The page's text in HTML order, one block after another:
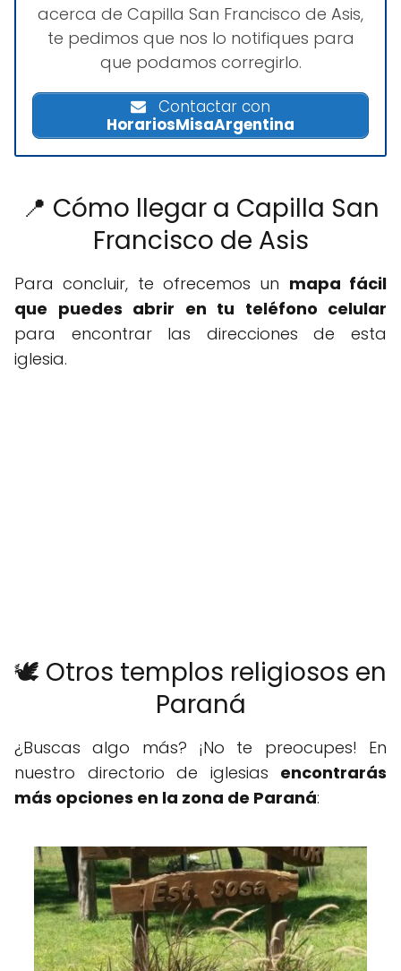
acerca de Capilla San Francisco de Asis,
te pedimos que nos lo notifiques para
que podamos corregirlo.
Contactar con
HorariosMisaArgentina
📍 Cómo llegar a Capilla San
Francisco de Asis
Para concluir, te ofrecemos un mapa fácil
que puedes abrir en tu teléfono celular
para encontrar las direcciones de esta
iglesia.
🕊️ Otros templos religiosos en
Paraná
¿Buscas algo más? ¡No te preocupes! En
nuestro directorio de iglesias encontrarás
más opciones en la zona de Paraná: